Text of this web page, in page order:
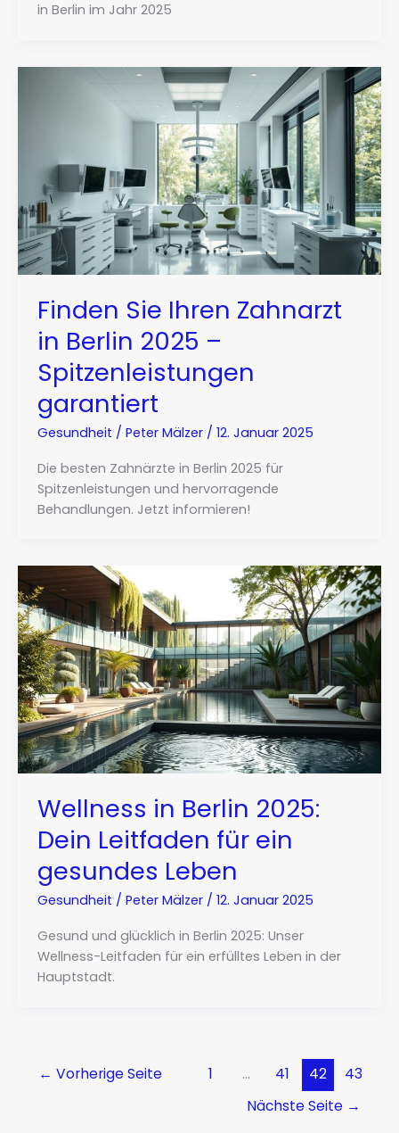
in Berlin im Jahr 2025
Finden Sie Ihren Zahnarzt
in Berlin 2025 –
Spitzenleistungen
garantiert
Gesundheit / Peter Mälzer / 12. Januar 2025
Die besten Zahnärzte in Berlin 2025 für
Spitzenleistungen und hervorragende
Behandlungen. Jetzt informieren!
Wellness in Berlin 2025:
Dein Leitfaden für ein
gesundes Leben
Gesundheit / Peter Mälzer / 12. Januar 2025
Gesund und glücklich in Berlin 2025: Unser
Wellness-Leitfaden für ein erfülltes Leben in der
Hauptstadt.
← Vorherige Seite 1 … 41 42
43
Nächste Seite →